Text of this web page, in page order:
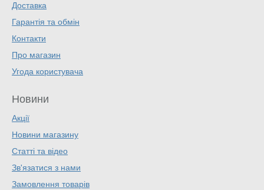
Доставка
Гарантія та обмін
Контакти
Про магазин
Угода користувача
Новини
Акції
Новини магазину
Статті та відео
Зв'язатися з нами
Замовлення товарів